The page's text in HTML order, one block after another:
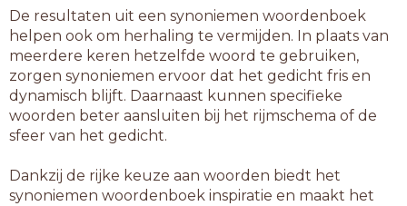
De resultaten uit een synoniemen woordenboek
helpen ook om herhaling te vermijden. In plaats van
meerdere keren hetzelfde woord te gebruiken,
zorgen synoniemen ervoor dat het gedicht fris en
dynamisch blijft. Daarnaast kunnen specifieke
woorden beter aansluiten bij het rijmschema of de
sfeer van het gedicht.
Dankzij de rijke keuze aan woorden biedt het
synoniemen woordenboek inspiratie en maakt het